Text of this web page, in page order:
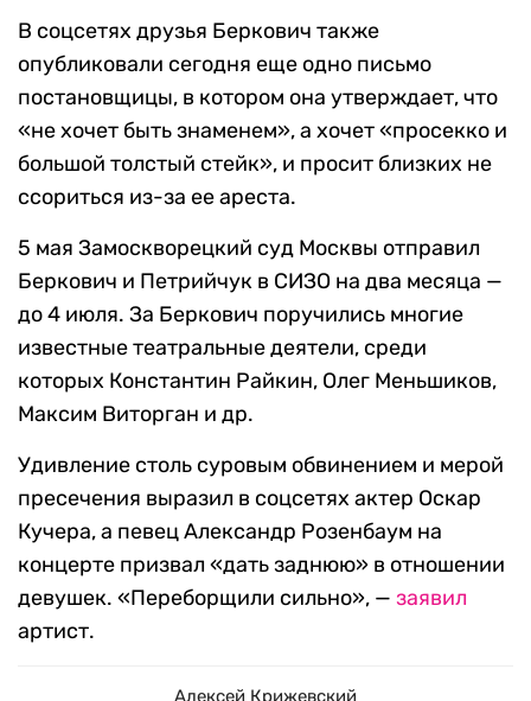
В соцсетях друзья Беркович также
опубликовали сегодня еще одно письмо
постановщицы, в котором она утверждает, что
«не хочет быть знаменем», а хочет «просекко и
большой толстый стейк», и просит близких не
ссориться из-за ее ареста.
5 мая Замоскворецкий суд Москвы отправил
Беркович и Петрийчук в СИЗО на два месяца —
до 4 июля. За Беркович поручились многие
известные театральные деятели, среди
которых Константин Райкин, Олег Меньшиков,
Максим Виторган и др.
Удивление столь суровым обвинением и мерой
пресечения выразил в соцсетях актер Оскар
Кучера, а певец Александр Розенбаум на
концерте призвал «дать заднюю» в отношении
девушек. «Переборщили сильно», — заявил
артист.
Алексей Крижевский